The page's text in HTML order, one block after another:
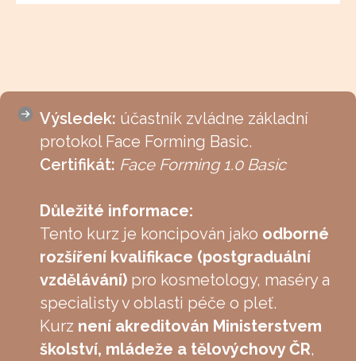
Výsledek: účastník zvládne základní
protokol Face Forming Basic.
Certifikát: Face Forming 1.0 Basic
Důležité informace:
Tento kurz je koncipován jako odborné
rozšíření kvalifikace (postgraduální
vzdělávání) pro kosmetology, maséry a
specialisty v oblasti péče o pleť.
Kurz není akreditován Ministerstvem
školství, mládeže a tělovýchovy ČR,